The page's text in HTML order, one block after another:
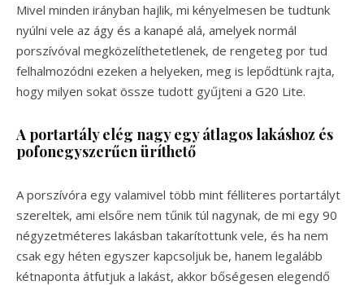
Mivel minden irányban hajlik, mi kényelmesen be tudtunk
nyúlni vele az ágy és a kanapé alá, amelyek normál
porszívóval megközelíthetetlenek, de rengeteg por tud
felhalmozódni ezeken a helyeken, meg is lepődtünk rajta,
hogy milyen sokat össze tudott gyűjteni a G20 Lite.
A portartály elég nagy egy átlagos lakáshoz és
pofonegyszerűen üríthető
A porszívóra egy valamivel több mint félliteres portartályt
szereltek, ami elsőre nem tűnik túl nagynak, de mi egy 90
négyzetméteres lakásban takarítottunk vele, és ha nem
csak egy héten egyszer kapcsoljuk be, hanem legalább
kétnaponta átfutjuk a lakást, akkor bőségesen elegendő